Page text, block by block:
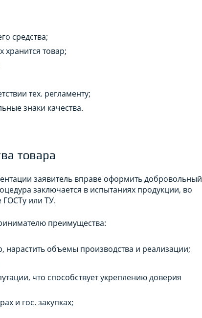
средства;
хранится товар;
тех. регламенту;
знаки качества.
товара
заявитель вправе оформить добровольный
заключается в испытаниях продукции, во
ГОСТу или ТУ.
преимущества:
нарастить объемы производства и реализации;
что способствует укреплению доверия
и гос. закупках;